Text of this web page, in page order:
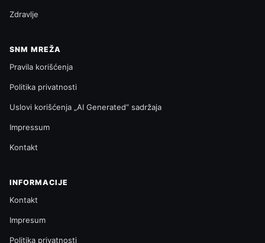
Zdravlje
SNM MREŽA
Pravila korišćenja
Politika privatnosti
Uslovi korišćenja „AI Generated“ sadržaja
Impressum
Kontakt
INFORMACIJE
Kontakt
Impresum
Politika privatnosti